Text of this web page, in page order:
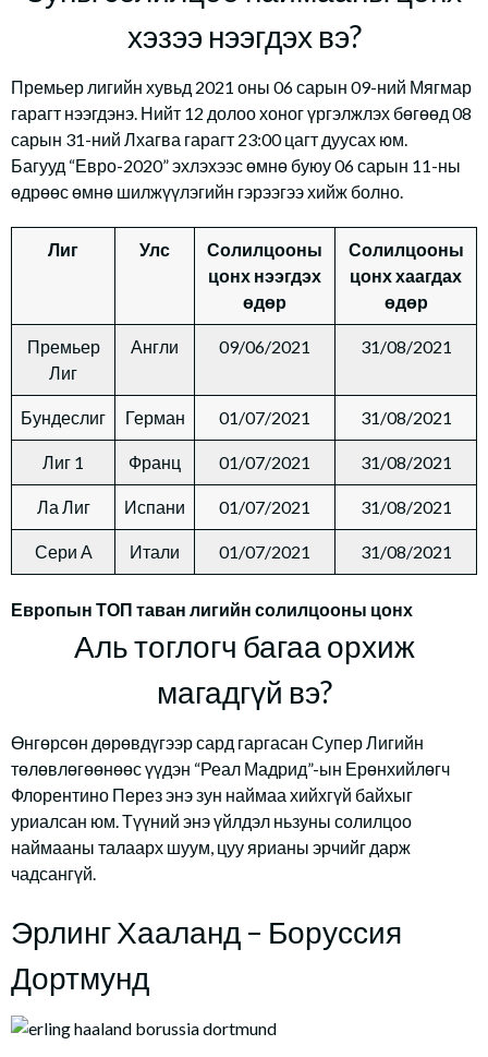
хэзээ нээгдэх вэ?
Премьер лигийн хувьд 2021 оны 06 сарын 09-ний Мягмар
гарагт нээгдэнэ. Нийт 12 долоо хоног үргэлжлэх бөгөөд 08
сарын 31-ний Лхагва гарагт 23:00 цагт дуусах юм.
Багууд “Евро-2020” эхлэхээс өмнө буюу 06 сарын 11-ны
өдрөөс өмнө шилжүүлэгийн гэрээгээ хийж болно.
Лиг Улс
Солилцооны
цонх нээгдэх
өдөр
Солилцооны
цонх хаагдах
өдөр
Премьер
Лиг
Англи 09/06/2021 31/08/2021
Бундеслиг Герман 01/07/2021 31/08/2021
Лиг 1 Франц 01/07/2021 31/08/2021
Ла Лиг Испани 01/07/2021 31/08/2021
Сери А Итали 01/07/2021 31/08/2021
Европын ТОП таван лигийн солилцооны цонх
Аль тоглогч багаа орхиж
магадгүй вэ?
Өнгөрсөн дөрөвдүгээр сард гаргасан Супер Лигийн
төлөвлөгөөнөөс үүдэн “Реал Мадрид”-ын Ерөнхийлөгч
Флорентино Перез энэ зун наймаа хийхгүй байхыг
уриалсан юм. Түүний энэ үйлдэл ньзуны солилцоо
наймааны талаарх шуум, цуу ярианы эрчийг дарж
чадсангүй.
Эрлинг Хааланд – Боруссия
Дортмунд